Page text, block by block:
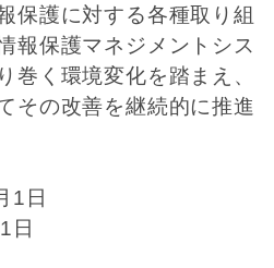
保護に対する各種取り組
報保護マネジメントシス
巻く環境変化を踏まえ、
その改善を継続的に推進
1日
日